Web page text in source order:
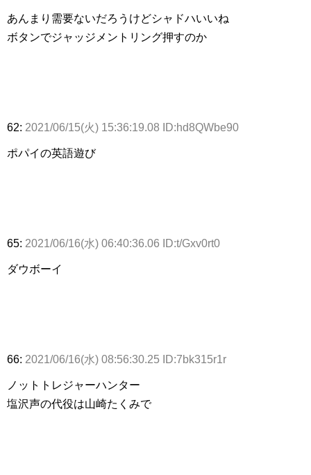
あんまり需要ないだろうけどシャドハいいね
ボタンでジャッジメントリング押すのか
62: 2021/06/15(火) 15:36:19.08 ID:hd8QWbe90
ポパイの英語遊び
65: 2021/06/16(水) 06:40:36.06 ID:t/Gxv0rt0
ダウボーイ
66: 2021/06/16(水) 08:56:30.25 ID:7bk315r1r
ノットトレジャーハンター
塩沢声の代役は山崎たくみで